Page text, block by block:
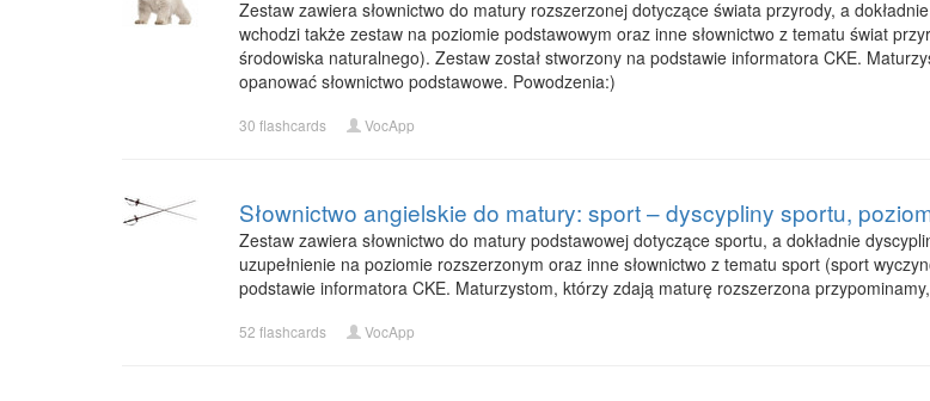
Zestaw zawiera słownictwo do matury rozszerzonej dotyczące świata przyrody, a
wchodzi także zestaw na poziomie podstawowym oraz inne słownictwo z tematu świat
środowiska naturalnego). Zestaw został stworzony na podstawie informatora CKE.
opanować słownictwo podstawowe. Powodzenia:)
30 flashcards VocApp
Słownictwo angielskie do matury: sport – dyscypliny sportu,
Zestaw zawiera słownictwo do matury podstawowej dotyczące sportu, a dokładnie
uzupełnienie na poziomie rozszerzonym oraz inne słownictwo z tematu sport (sport
podstawie informatora CKE. Maturzystom, którzy zdają maturę rozszerzona
52 flashcards VocApp